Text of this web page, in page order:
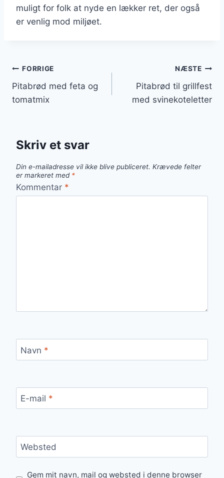
muligt for folk at nyde en lækker ret, der også
er venlig mod miljøet.
Indlægsnavigation
FORRIGE
Pitabrød med feta og
tomatmix
NÆSTE
Pitabrød til grillfest
med svinekoteletter
Skriv et svar
Din e-mailadresse vil ikke blive publiceret. Krævede felter
er markeret med *
Kommentar *
Navn *
E-mail *
Websted
Gem mit navn, mail og websted i denne browser